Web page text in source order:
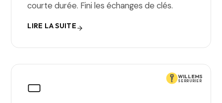
courte durée. Fini les échanges de clés.
LIRE LA SUITE
WILLEMS
SERRURIER